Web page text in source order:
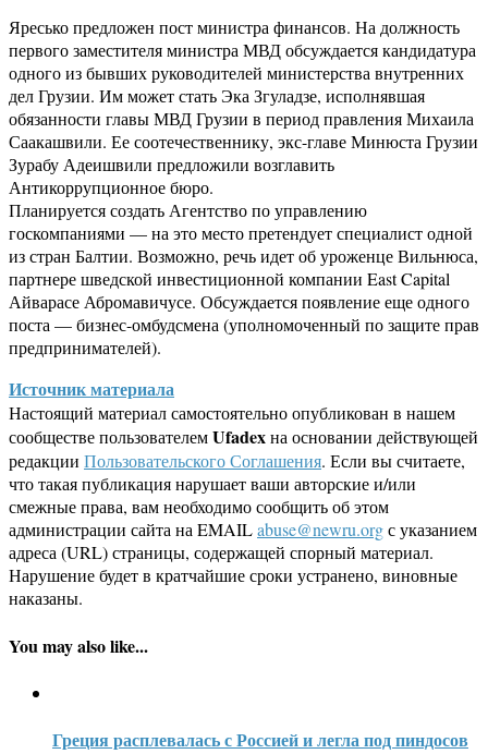
Яресько предложен пост министра финансов. На должность
первого заместителя министра МВД обсуждается кандидатура
одного из бывших руководителей министерства внутренних
дел Грузии. Им может стать Эка Згуладзе, исполнявшая
обязанности главы МВД Грузии в период правления Михаила
Саакашвили. Ее соотечественнику, экс-главе Минюста Грузии
Зурабу Адеишвили предложили возглавить
Антикоррупционное бюро.
Планируется создать Агентство по управлению
госкомпаниями — на это место претендует специалист одной
из стран Балтии. Возможно, речь идет об уроженце Вильнюса,
партнере шведской инвестиционной компании East Capital
Айварасе Абромавичусе. Обсуждается появление еще одного
поста — бизнес-омбудсмена (уполномоченный по защите прав
предпринимателей).
Источник материала
Настоящий материал самостоятельно опубликован в нашем
сообществе пользователемUfadexна основании действующей
редакции Пользовательского Соглашения. Если вы считаете,
что такая публикация нарушает ваши авторские и/или
смежные права, вам необходимо сообщить об этом
администрации сайта на EMAILabuse@newru.orgс указанием
адреса (URL) страницы, содержащей спорный материал.
Нарушение будет в кратчайшие сроки устранено, виновные
наказаны.
You may also like...
Греция расплевалась с Россией и легла под пиндосов